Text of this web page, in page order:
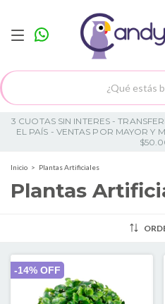
3 CUOTAS SIN INTERES -
EL PAÍS - VENTAS POR MAYOR Y
Inicio > Plantas Artificiales
Plantas
-14% OFF